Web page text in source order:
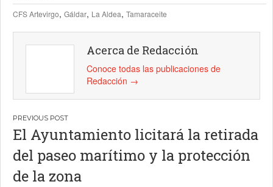
CFS Artevirgo, Gáldar, La Aldea, Tamaraceite
Acerca de Redacción
Conoce todas las publicaciones de
Redacción →
Navegación
de
entradas
El Ayuntamiento licitará la retirada
del paseo marítimo y la protección
de la zona